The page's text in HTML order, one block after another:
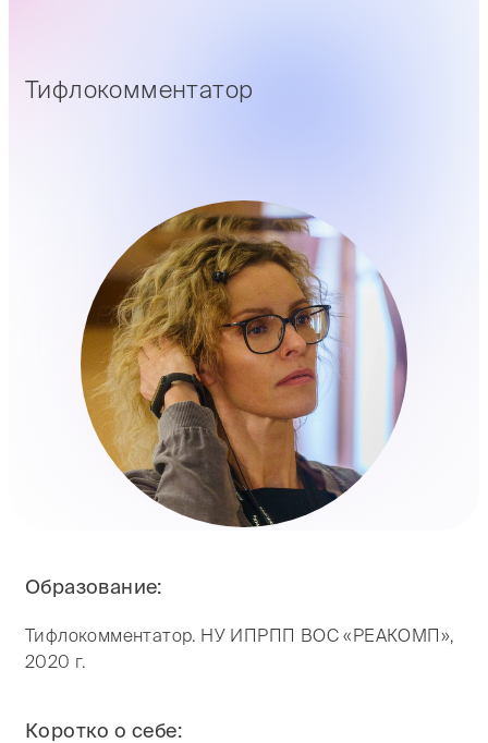
Тифлокомментатор
Образование:
Тифлокомментатор. НУ ИПРПП ВОС «РЕАКОМП»,
2020 г.
Коротко о себе: